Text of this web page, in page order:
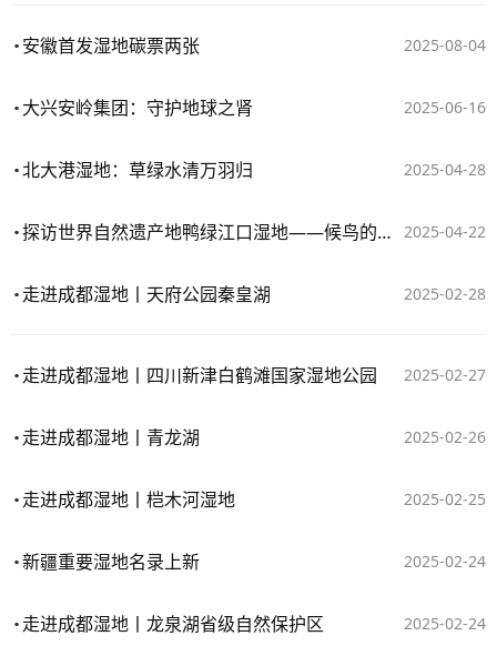
2025-08-04
安徽首发湿地碳票两张
2025-06-16
大兴安岭集团：守护地球之肾
2025-04-28
北大港湿地：草绿水清万羽归
2025-04-22
探访世界自然遗产地鸭绿江口湿地——候鸟的迁徙驿站
2025-02-28
走进成都湿地丨天府公园秦皇湖
2025-02-27
走进成都湿地丨四川新津白鹤滩国家湿地公园
2025-02-26
走进成都湿地丨青龙湖
2025-02-25
走进成都湿地丨桤木河湿地
2025-02-24
新疆重要湿地名录上新
2025-02-24
走进成都湿地丨龙泉湖省级自然保护区